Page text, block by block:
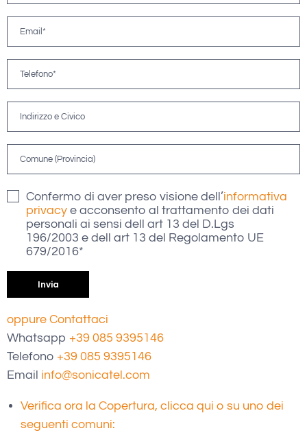
Confermo di aver preso visione dell’informativa
privacy e acconsento al trattamento dei dati
personali ai sensi dell art 13 del D.Lgs
196/2003 e dell art 13 del Regolamento UE
679/2016*
oppure Contattaci
Whatsapp +39 085 9395146
Telefono +39 085 9395146
Email info@sonicatel.com
Verifica ora la Copertura, clicca qui o su uno dei
seguenti comuni: